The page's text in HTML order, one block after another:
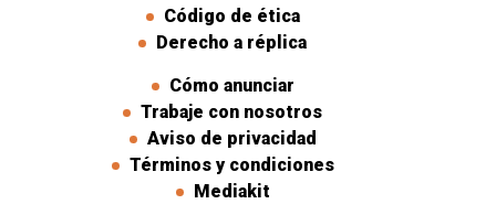
Código de ética
Derecho a réplica
Cómo anunciar
Trabaje con nosotros
Aviso de privacidad
Términos y condiciones
Mediakit